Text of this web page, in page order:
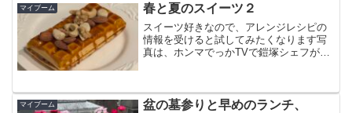
マイブーム 春と夏のスイーツ２
スイーツ好きなので、アレンジレシピの
情報を受けると試してみたくなります写
真は、ホンマでっかTVで鎧塚シェフが紹
し砂糖ナッツ乗せアレンジ」です！
マイブーム
盆の墓参りと早めのランチ、